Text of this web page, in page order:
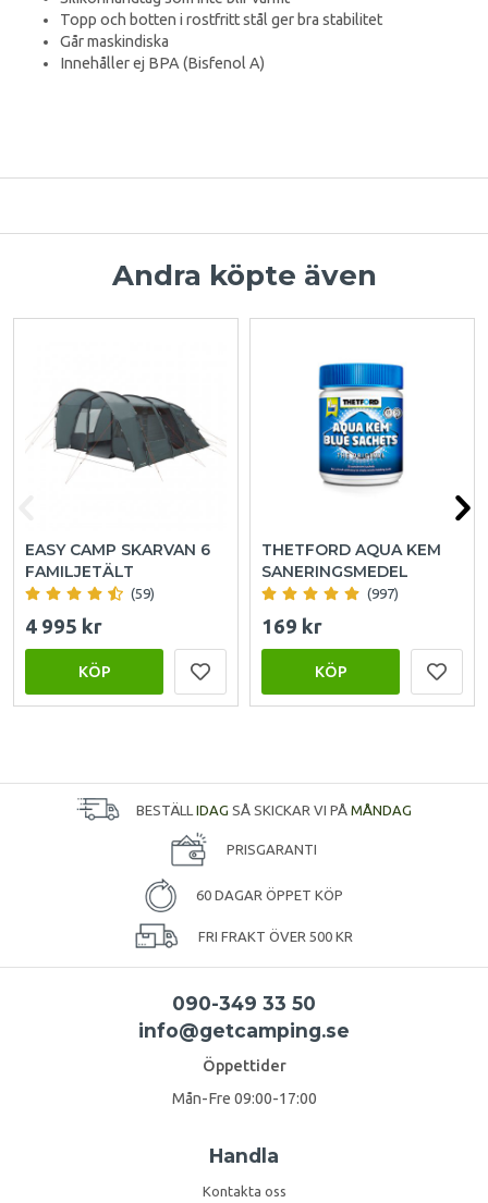
Topp och botten i rostfritt stål ger bra stabilitet
Går maskindiska
Innehåller ej BPA (Bisfenol A)
Andra köpte även
EASY CAMP SKARVAN 6
FAMILJETÄLT
(59)
4 995 kr
KÖP
THETFORD AQUA KEM
SANERINGSMEDEL
(997)
169 kr
KÖP
BESTÄLL IDAG SÅ SKICKAR VI PÅ MÅNDAG
PRISGARANTI
60 DAGAR ÖPPET KÖP
FRI FRAKT ÖVER 500 KR
090-349 33 50
info@getcamping.se
Öppettider
Mån-Fre 09:00-17:00
Handla
Kontakta oss